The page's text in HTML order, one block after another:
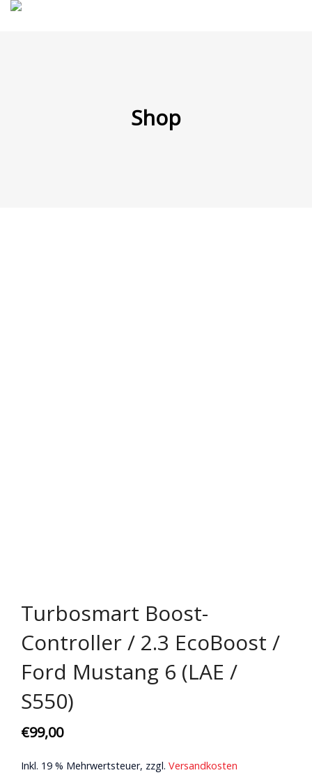
Shop
Turbosmart Boost-
Controller / 2.3 EcoBoost /
Ford Mustang 6 (LAE /
S550)
€99,00
Inkl. 19 % Mehrwertsteuer, zzgl. Versandkosten